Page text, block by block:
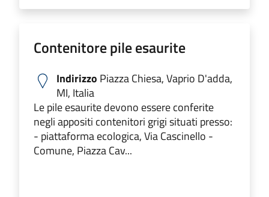
Contenitore pile esaurite
Indirizzo Piazza Chiesa, Vaprio D'adda,
MI, Italia
Le pile esaurite devono essere conferite
negli appositi contenitori grigi situati presso:
- piattaforma ecologica, Via Cascinello -
Comune, Piazza Cav...